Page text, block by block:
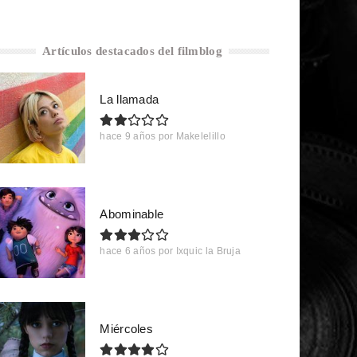
Artículos destacados del filmblog
La llamada
hace 9 años por Makelelillo
Abominable
hace 6 años por Ixquic la Bruja
Miércoles